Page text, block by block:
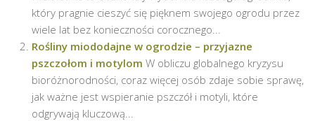
który pragnie cieszyć się pięknem swojego ogrodu przez
wiele lat bez konieczności corocznego...
Rośliny miododajne w ogrodzie – przyjazne
pszczołom i motylom W obliczu globalnego kryzysu
bioróżnorodności, coraz więcej osób zdaje sobie sprawę,
jak ważne jest wspieranie pszczół i motyli, które
odgrywają kluczową...